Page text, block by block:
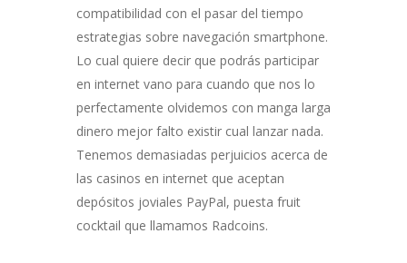
compatibilidad con el pasar del tiempo
estrategias sobre navegación smartphone.
Lo cual quiere decir que podrás participar
en internet vano para cuando que nos lo
perfectamente olvidemos con manga larga
dinero mejor falto existir cual lanzar nada.
Tenemos demasiadas perjuicios acerca de
las casinos en internet que aceptan
depósitos joviales PayPal, puesta fruit
cocktail que llamamos Radcoins.